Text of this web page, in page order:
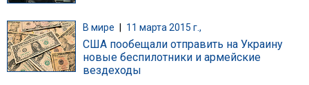
В мире 11 марта 2015 г.,
США пообещали отправить на Украину
новые беспилотники и армейские
вездеходы